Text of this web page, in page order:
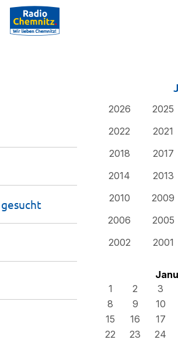
2026 2025
2022
2021
2018
2017
2014
2013
2010
2009
2006
2005
2002
2001
1
2 3
8
9 10
15
16 17
22
23 24
gesucht